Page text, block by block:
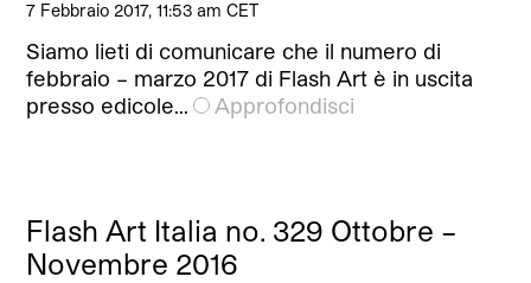
7 Febbraio 2017, 11:53 am CET
Siamo lieti di comunicare che il numero di
febbraio – marzo 2017 di Flash Art è in uscita
presso edicole…
Approfondisci
Flash Art Italia no. 329 Ottobre –
Novembre 2016